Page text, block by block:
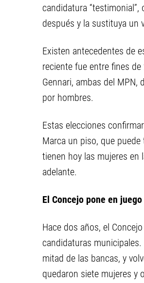
candidatura
después y la sustituya un
Existen antecedentes de
reciente fue entre fines
Gennari, ambas del
por hombres.
Estas elecciones
Marca un piso, que
tienen hoy las mujeres en
adelante.
El Concejo pone en
Hace dos años, el
candidaturas
mitad de las bancas, y
quedaron siete mujeres y